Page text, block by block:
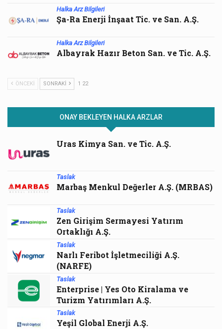
Halka Arz Bilgileri
Şa-Ra Enerji İnşaat Tic. ve San. A.Ş.
Halka Arz Bilgileri
Albayrak Hazır Beton San. ve Tic. A.Ş.
ÖNCEKI SONRAKI 1 22
ONAY BEKLEYEN HALKA ARZLAR
Uras Kimya San. ve Tic. A.Ş.
Taslak
Marbaş Menkul Değerler A.Ş. (MRBAS)
Taslak
Zen Girişim Sermayesi Yatırım
Ortaklığı A.Ş.
Taslak
Narlı Feribot İşletmeciliği A.Ş.
(NARFE)
Taslak
Enterprise | Yes Oto Kiralama ve
Turizm Yatırımları A.Ş.
Taslak
Yeşil Global Enerji A.Ş.